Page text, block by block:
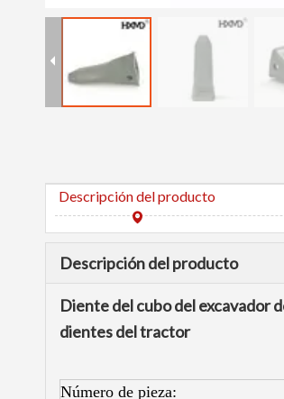
Descripción del producto
Descripción del producto
Diente del cubo del excavador
dientes del tractor
Número de pieza: